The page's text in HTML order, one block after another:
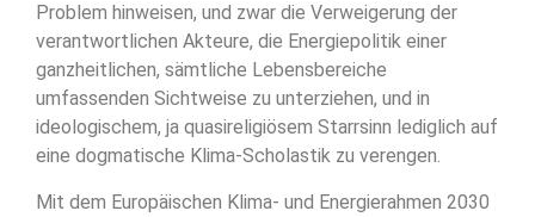
Problem hinweisen, und zwar die Verweigerung der
verantwortlichen Akteure, die Energiepolitik einer
ganzheitlichen, sämtliche Lebensbereiche
umfassenden Sichtweise zu unterziehen, und in
ideologischem, ja quasireligiösem Starrsinn lediglich auf
eine dogmatische Klima-Scholastik zu verengen.
Mit dem Europäischen Klima- und Energierahmen 2030